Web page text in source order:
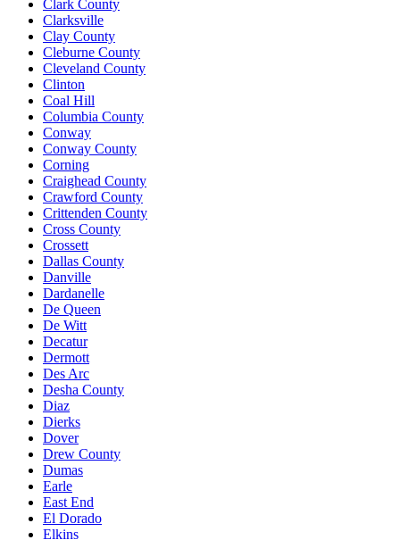
Clark County
Clarksville
Clay County
Cleburne County
Cleveland County
Clinton
Coal Hill
Columbia County
Conway
Conway County
Corning
Craighead County
Crawford County
Crittenden County
Cross County
Crossett
Dallas County
Danville
Dardanelle
De Queen
De Witt
Decatur
Dermott
Des Arc
Desha County
Diaz
Dierks
Dover
Drew County
Dumas
Earle
East End
El Dorado
Elkins